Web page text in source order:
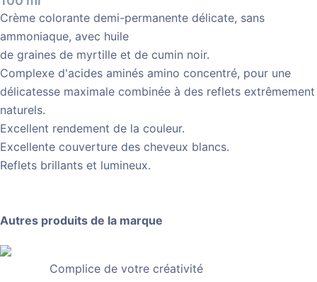
Crème colorante demi-permanente délicate, sans
ammoniaque, avec huile
de graines de myrtille et de cumin noir.
Complexe d'acides aminés amino concentré, pour une
délicatesse maximale combinée à des reflets extrêmement
naturels.
Excellent rendement de la couleur.
Excellente couverture des cheveux blancs.
Reflets brillants et lumineux.
Autres produits de la marque
Complice de votre créativité